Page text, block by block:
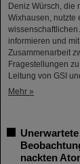
Deniz Würsch, die
Wixhausen, nutzte
wissenschaftlichen
informieren und
Zusammenarbeit
Fragestellungen
Leitung von GSI
Mehr »
nackten